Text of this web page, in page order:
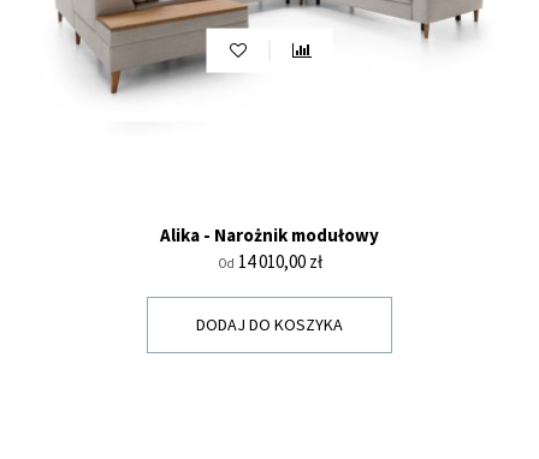
Alika - Narożnik modułowy
Od Cena
14 010,00 zł
DODAJ DO KOSZYKA